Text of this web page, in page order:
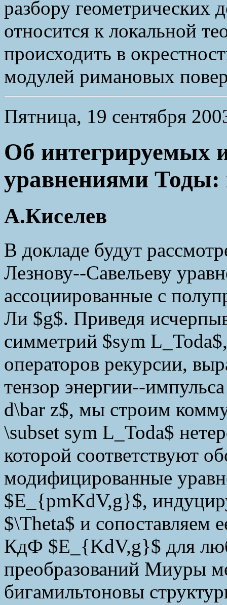
разбору геометрических
относится к локальной
происходить в
модулей римановых
Пятница, 19 сентября
Об интегрируемых
уравнениями Тоды:
А.Киселев
В докладе будут
Лезнову--Савельеву
ассоциированные с
Ли $g$. Приведя
симметрий $sym
операторов рекурсии,
тензор энергии--
d\bar z$, мы строим
\subset sym L_Toda$
которой соответствуют
модифицированные
$E_{pmKdV,g}$,
$\Theta$ и сопоставляем
КдФ $E_{KdV,g}$ для
преобразований Миуры
бигамильтоновы